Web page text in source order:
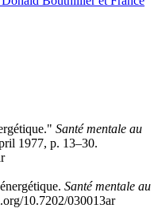
Santé mentale au
1977, p. 13–30.
Santé mentale au
10.7202/030013ar